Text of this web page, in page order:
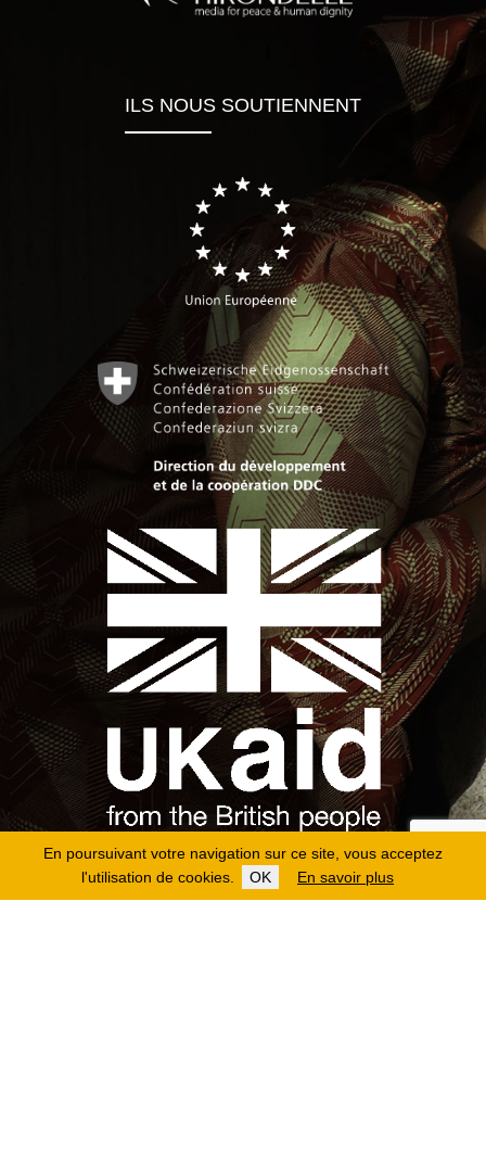
En poursuivant votre navigation sur ce site, vous acceptez
l'utilisation de cookies.
OK En savoir plus
ILS NOUS SOUTIENNENT